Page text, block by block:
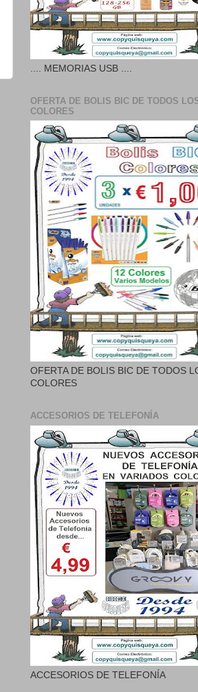
.... MEMORIAS USB ....
OFERTA DE BOLIS BIC DE TODOS
COLORES
OFERTA DE BOLIS BIC DE TODOS
COLORES
ACCESORIOS DE TELEFONÍA
ACCESORIOS DE TELEFONÍA